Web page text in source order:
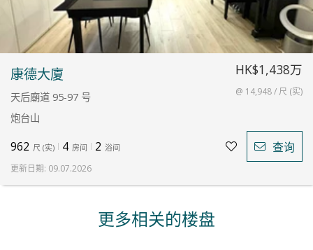
康德大廈
天后廟道 95-97 号
炮台山
HK$1,438万
@ 14,948 / 尺 (实)
962 尺 (实) 4 房间 2 浴间 查询
更新日期: 09.07.2026
更多相关的楼盘